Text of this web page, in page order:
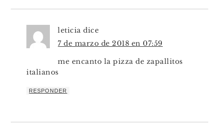
leticia dice
7 de marzo de 2018 en 07:59
me encanto la pizza de zapallitos
italianos
RESPONDER